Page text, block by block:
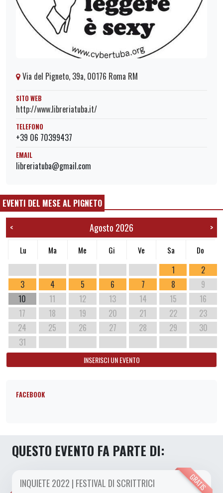
Via del Pigneto, 39a, 00176 Roma RM
SITO WEB
http://www.libreriatuba.it/
TELEFONO
+39 06 70399437
EMAIL
libreriatuba@gmail.com
EVENTI DEL MESE AL PIGNETO
< Agosto 2026 >
Lu Ma Me Gi Ve Sa Do
1
2
3
4 5 6 7 8
9
10
11 12 13 14 15
16
17
18 19 20 21 22
23
24
25 26 27 28 29
30
31
INSERISCI UN EVENTO
FACEBOOK
QUESTO EVENTO FA PARTE DI:
GRATIS
DA VEN 07/10 A DOM 16/10 2022
INQUIETE 2022 | FESTIVAL DI SCRITTRICI